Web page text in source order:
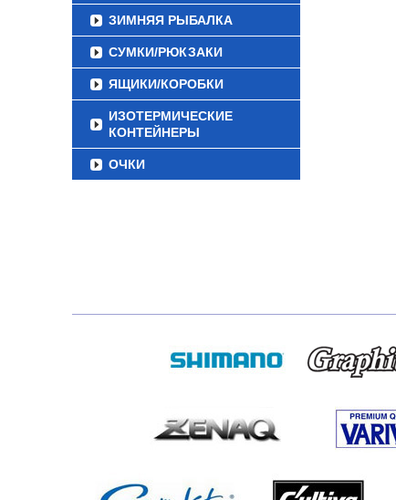
ЗИМНЯЯ РЫБАЛКА
СУМКИ/РЮКЗАКИ
ЯЩИКИ/КОРОБКИ
ИЗОТЕРМИЧЕСКИЕ
КОНТЕЙНЕРЫ
ОЧКИ